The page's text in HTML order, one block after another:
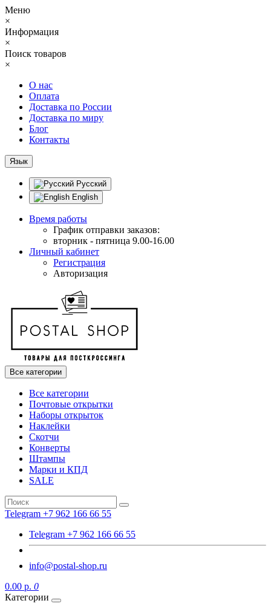
Меню
×
Информация
×
Поиск товаров
×
О нас
Оплата
Доставка по России
Доставка по миру
Блог
Контакты
Язык
Русский
English
Время работы
График отправки заказов:
вторник - пятница 9.00-16.00
Личный кабинет
Регистрация
Авторизация
Все категории
Все категории
Почтовые открытки
Наборы открыток
Наклейки
Скотчи
Конверты
Штампы
Марки и КПД
SALE
Telegram +7 962 166 66 55
Telegram +7 962 166 66 55
info@postal-shop.ru
0.00 р. 0
Категории